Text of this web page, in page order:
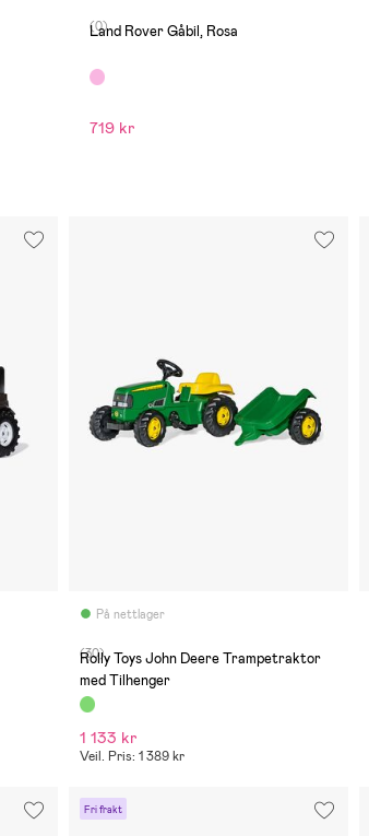
(0)
Land Rover Gåbil, Rosa
719 kr
På nettlager
(30)
Rolly Toys John Deere Trampetraktor
med Tilhenger
1 133 kr
Veil. Pris: 1 389 kr
Fri frakt